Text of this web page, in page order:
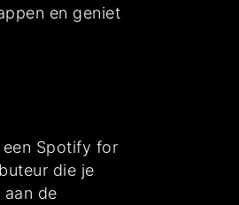
en geniet
een Spotify for
die je
de